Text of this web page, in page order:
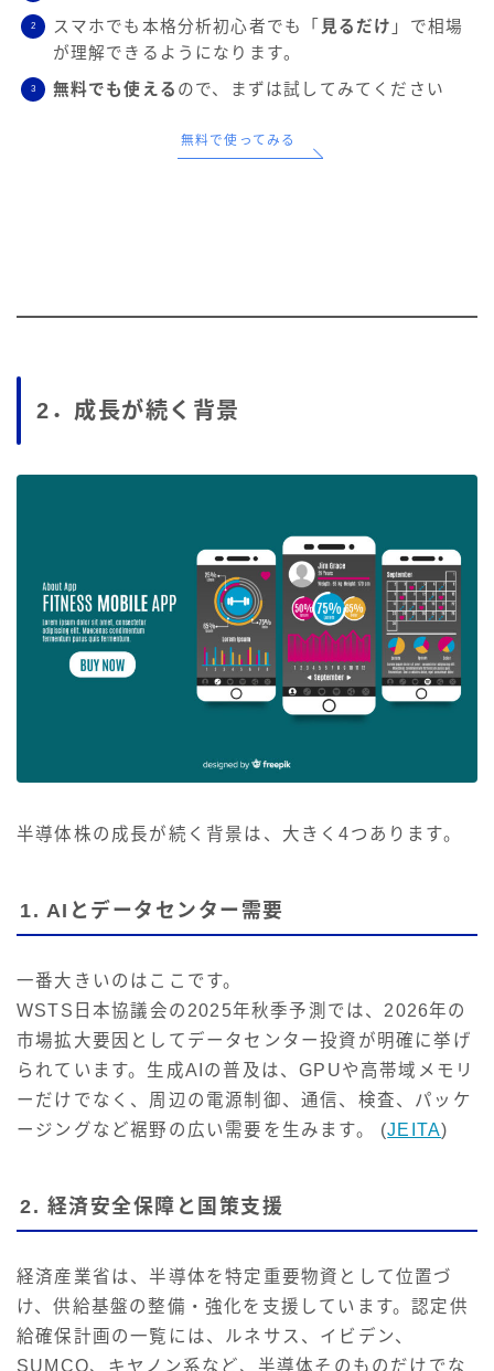
スマホでも本格分析初心者でも「 見るだけ 」で相場
が理解できるようになります。
無料でも使える ので、まずは試してみてください
無料で使ってみる
2．成長が続く背景
半導体株の成長が続く背景は、大きく4つあります。
1. AIとデータセンター需要
一番大きいのはここです。
WSTS日本協議会の2025年秋季予測では、2026年の
市場拡大要因としてデータセンター投資が明確に挙げ
られています。生成AIの普及は、GPUや高帯域メモリ
ーだけでなく、周辺の電源制御、通信、検査、パッケ
ージングなど裾野の広い需要を生みます。 (JEITA)
2. 経済安全保障と国策支援
経済産業省は、半導体を特定重要物資として位置づ
け、供給基盤の整備・強化を支援しています。認定供
給確保計画の一覧には、ルネサス、イビデン、
SUMCO、キヤノン系など、半導体そのものだけでな